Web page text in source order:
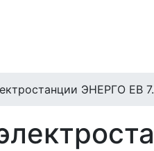
ЭНЕРГО EB